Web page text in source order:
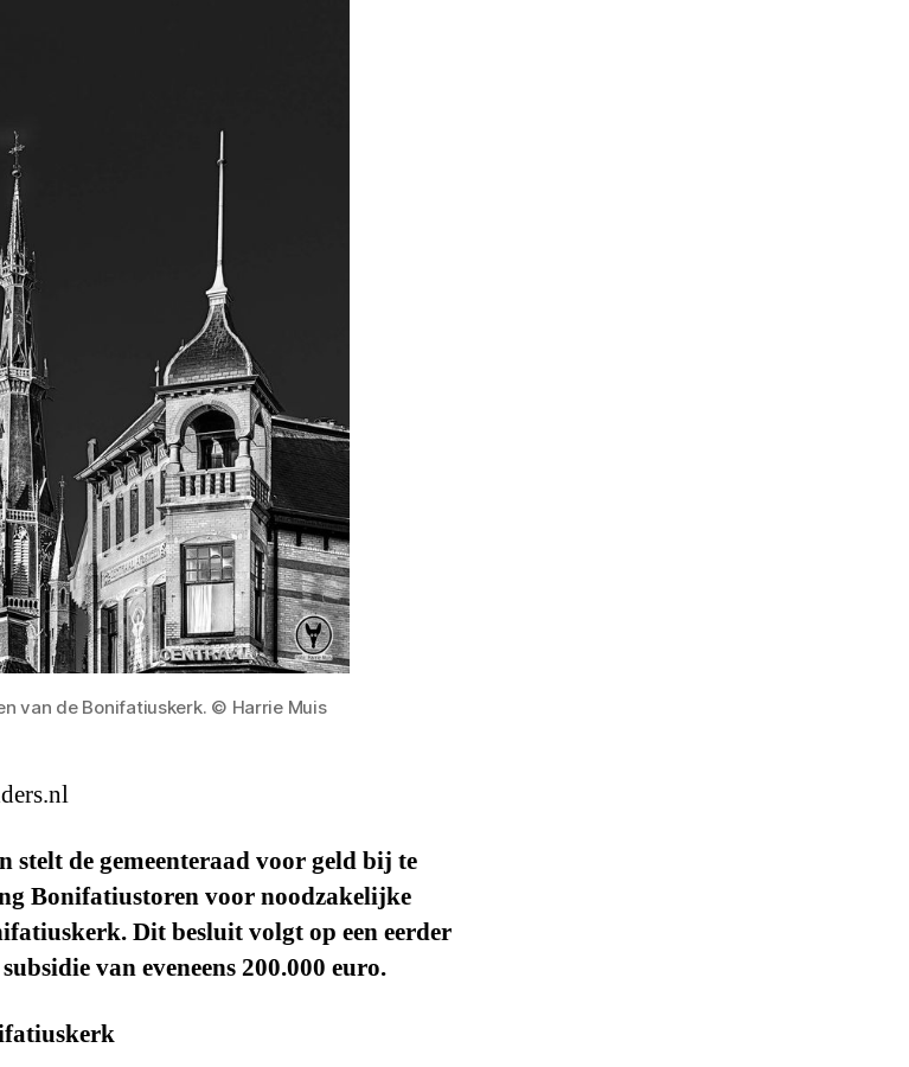
van de Bonifatiuskerk. © Harrie Muis
stelt de gemeenteraad voor geld bij te
Bonifatiustoren voor noodzakelijke
Dit besluit volgt op een eerder
van eveneens 200.000 euro.